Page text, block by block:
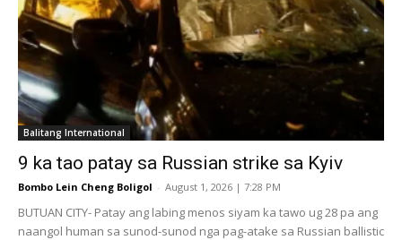
Balitang International
9 ka tao patay sa Russian strike sa Kyiv
Bombo Lein Cheng Boligol - August 1, 2026 | 7:28 PM
BUTUAN CITY- Patay ang labing menos siyam ka tawo ug 28 pa ang
naangol human sa sunod-sunod nga pag-atake sa Russian ballistic